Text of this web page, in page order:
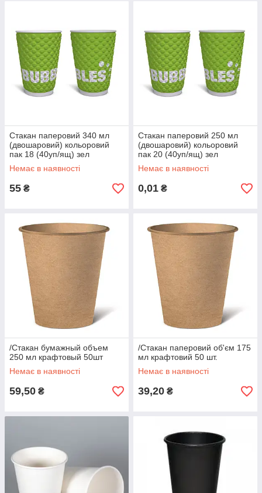
Стакан паперовий 340 мл
(двошаровий) кольоровий
пак 18 (40уп/ящ) зел
Немає в наявності
55 ₴
Стакан паперовий 250 мл
(двошаровий) кольоровий
пак 20 (40уп/ящ) зел
Немає в наявності
0,01 ₴
/Стакан бумажный объем
250 мл крафтовый 50шт
Немає в наявності
59,50 ₴
/Стакан паперовий об'єм 175
мл крафтовий 50 шт.
Немає в наявності
39,20 ₴